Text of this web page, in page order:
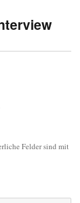
Felder sind mit